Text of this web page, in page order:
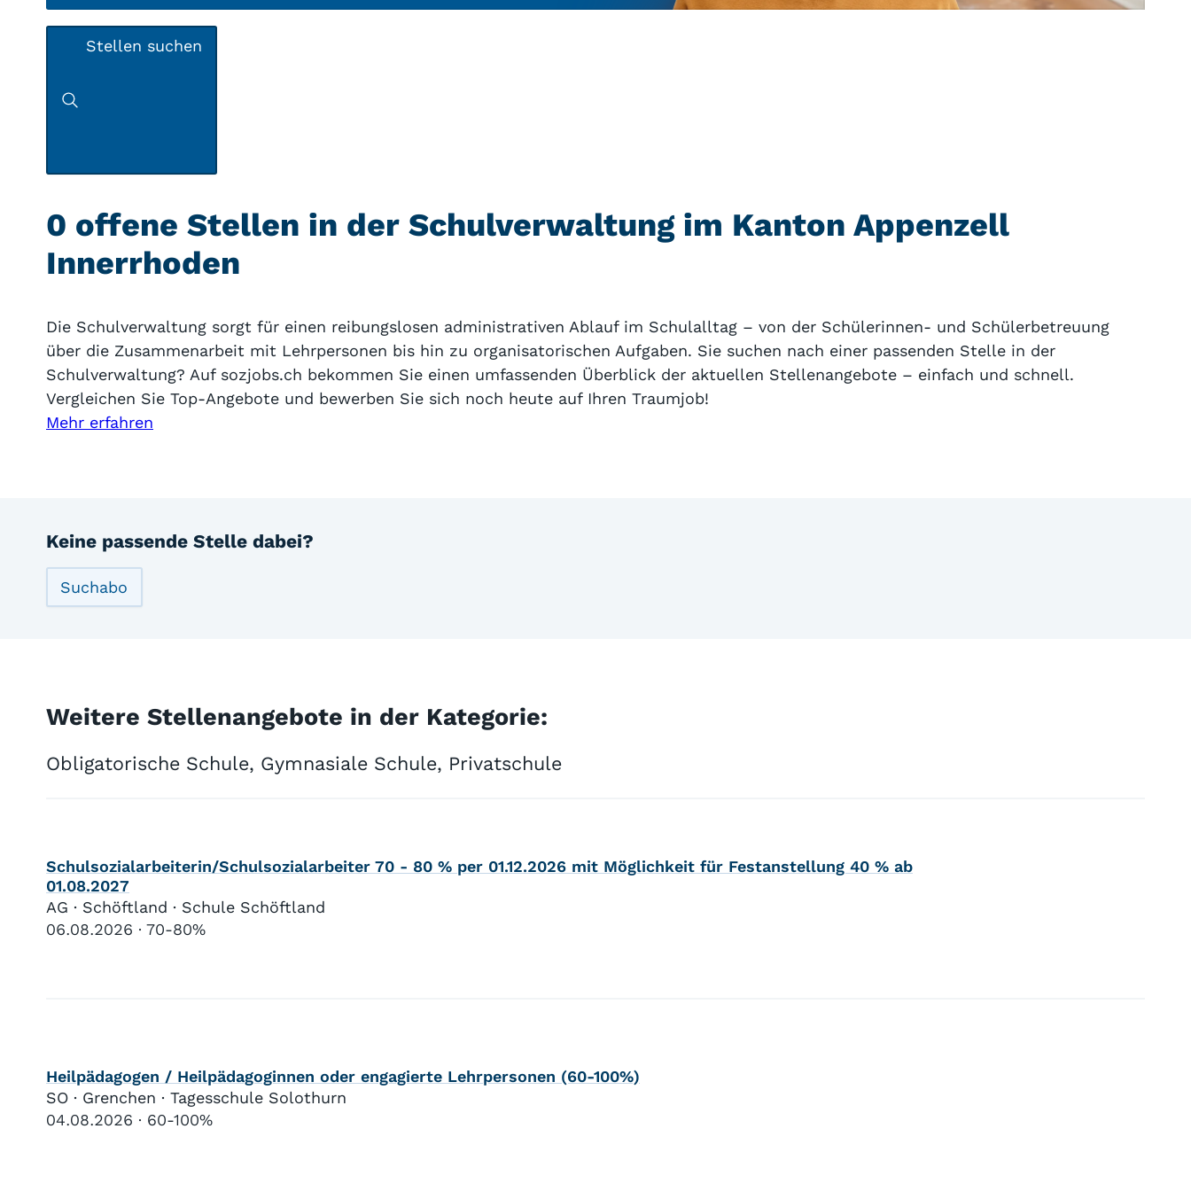
Stellen suchen
0 offene Stellen in der Schulverwaltung im Kanton Appenzell
Innerrhoden
Die Schulverwaltung sorgt für einen reibungslosen administrativen Ablauf im Schulalltag – von der Schülerinnen- und Schülerbetreuung
über die Zusammenarbeit mit Lehrpersonen bis hin zu organisatorischen Aufgaben. Sie suchen nach einer passenden Stelle in der
Schulverwaltung? Auf sozjobs.ch bekommen Sie einen umfassenden Überblick der aktuellen Stellenangebote – einfach und schnell.
Vergleichen Sie Top-Angebote und bewerben Sie sich noch heute auf Ihren Traumjob!
Mehr erfahren
Keine passende Stelle dabei?
Suchabo
Weitere Stellenangebote in der Kategorie:
Obligatorische Schule, Gymnasiale Schule, Privatschule
Schulsozialarbeiterin/Schulsozialarbeiter 70 - 80 % per 01.12.2026 mit Möglichkeit für Festanstellung 40 % ab
01.08.2027
AG · Schöftland · Schule Schöftland
06.08.2026
70-80%
Heilpädagogen / Heilpädagoginnen oder engagierte Lehrpersonen (60-100%)
SO · Grenchen · Tagesschule Solothurn
04.08.2026
60-100%